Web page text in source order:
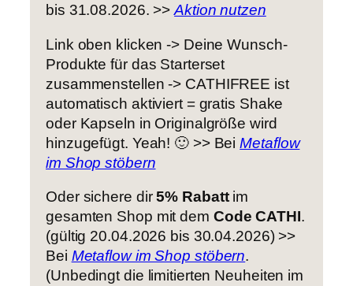
bis 31.08.2026. >>Aktion nutzen
Link oben klicken -> Deine Wunsch-
Produkte für das Starterset
zusammenstellen -> CATHIFREE ist
automatisch aktiviert = gratis Shake
oder Kapseln in Originalgröße wird
hinzugefügt. Yeah! 🙂 >> BeiMetaflow
im Shop stöbern
Oder sichere dir5% Rabattim
gesamten Shop mit dem Code CATHI.
(gültig 20.04.2026 bis 30.04.2026) >>
Bei Metaflow im Shop stöbern.
(Unbedingt die limitierten Neuheiten im